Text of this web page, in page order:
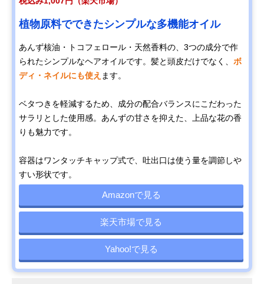
植物原料でできたシンプルな多機能オイル
あんず核油・トコフェロール・天然香料の、3つの成分で作
られたシンプルなヘアオイルです。髪と頭皮だけでなく、 ボ
ディ・ネイルにも使え ます。
ベタつきを軽減するため、成分の配合バランスにこだわった
サラリとした使用感。あんずの甘さを抑えた、上品な花の香
りも魅力です。
容器はワンタッチキャップ式で、吐出口は使う量を調節しや
すい形状です。
Amazonで見る
楽天市場で見る
Yahoo!で見る